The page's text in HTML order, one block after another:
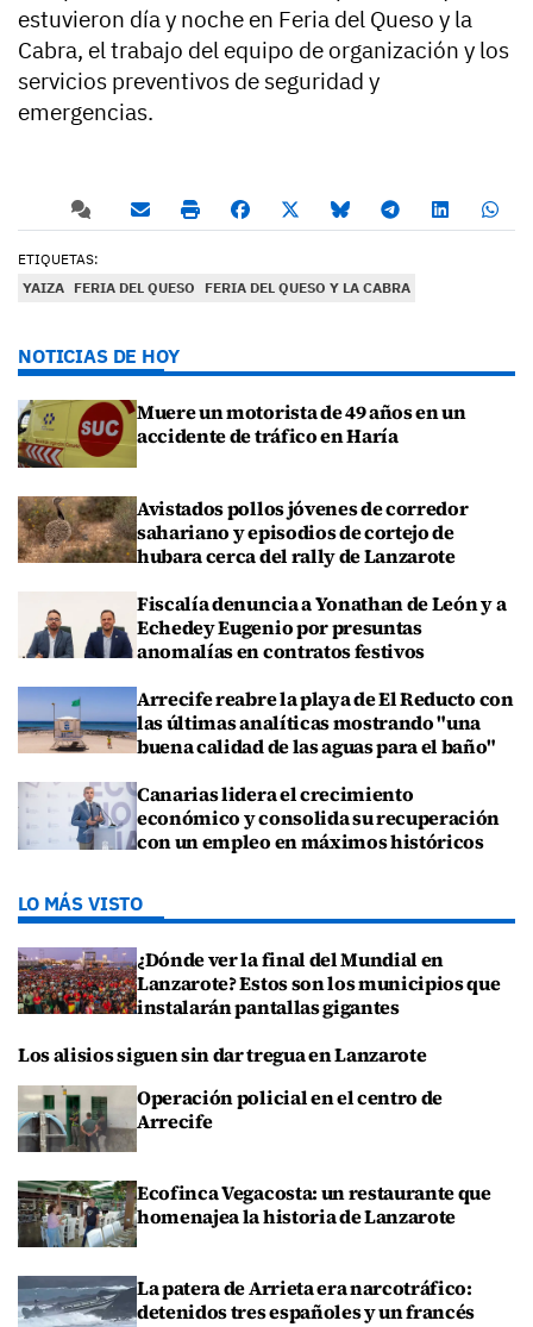
estuvieron día y noche en Feria del Queso y la
Cabra, el trabajo del equipo de organización y los
servicios preventivos de seguridad y
emergencias.
ETIQUETAS:
YAIZA FERIA DEL QUESO FERIA DEL QUESO Y LA CABRA
NOTICIAS DE HOY
Muere un motorista de 49 años en un
accidente de tráfico en Haría
Avistados pollos jóvenes de corredor
sahariano y episodios de cortejo de
hubara cerca del rally de Lanzarote
Fiscalía denuncia a Yonathan de León y a
Echedey Eugenio por presuntas
anomalías en contratos festivos
Arrecife reabre la playa de El Reducto con
las últimas analíticas mostrando "una
buena calidad de las aguas para el baño"
Canarias lidera el crecimiento
económico y consolida su recuperación
con un empleo en máximos históricos
LO MÁS VISTO
¿Dónde ver la final del Mundial en
Lanzarote? Estos son los municipios que
instalarán pantallas gigantes
Los alisios siguen sin dar tregua en Lanzarote
Operación policial en el centro de
Arrecife
Ecofinca Vegacosta: un restaurante que
homenajea la historia de Lanzarote
La patera de Arrieta era narcotráfico:
detenidos tres españoles y un francés